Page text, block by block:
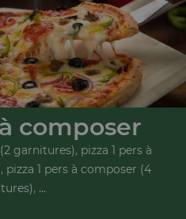
composer
garnitures), pizza 1 pers à
1 pers à composer (4
...